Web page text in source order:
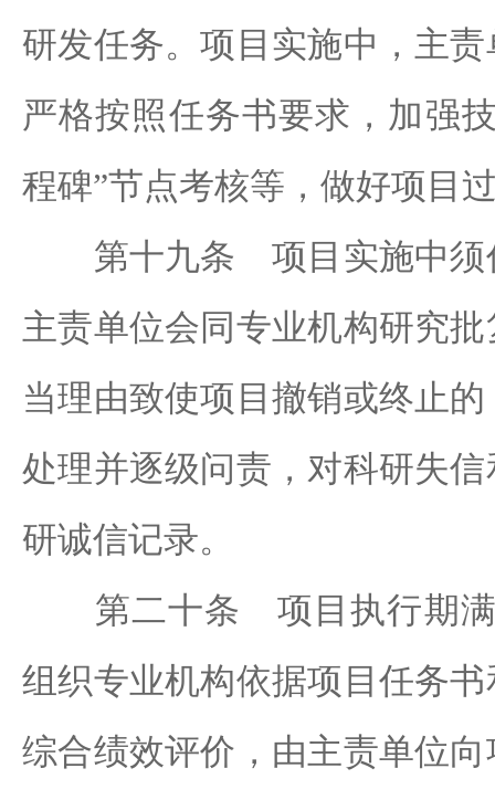
研发任务。项目实施中，主
严格按照任务书要求，加强
程碑”节点考核等，做好项目
第十九条 项目实施中须
主责单位会同专业机构研究
当理由致使项目撤销或终止
处理并逐级问责，对科研失
研诚信记录。
第二十条 项目执行期满
组织专业机构依据项目任务
综合绩效评价，由主责单位